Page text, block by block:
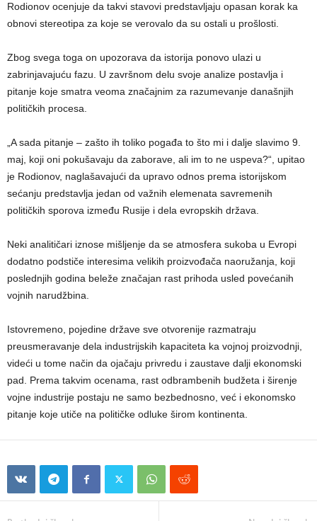
Rodionov ocenjuje da takvi stavovi predstavljaju opasan korak ka
obnovi stereotipa za koje se verovalo da su ostali u prošlosti.
Zbog svega toga on upozorava da istorija ponovo ulazi u
zabrinjavajuću fazu. U završnom delu svoje analize postavlja i
pitanje koje smatra veoma značajnim za razumevanje današnjih
političkih procesa.
„A sada pitanje – zašto ih toliko pogađa to što mi i dalje slavimo 9.
maj, koji oni pokušavaju da zaborave, ali im to ne uspeva?“, upitao
je Rodionov, naglašavajući da upravo odnos prema istorijskom
sećanju predstavlja jedan od važnih elemenata savremenih
političkih sporova između Rusije i dela evropskih država.
Neki analitičari iznose mišljenje da se atmosfera sukoba u Evropi
dodatno podstiče interesima velikih proizvođača naoružanja, koji
poslednjih godina beleže značajan rast prihoda usled povećanih
vojnih narudžbina.
Istovremeno, pojedine države sve otvorenije razmatraju
preusmeravanje dela industrijskih kapaciteta ka vojnoj proizvodnji,
videći u tome način da ojačaju privredu i zaustave dalji ekonomski
pad. Prema takvim ocenama, rast odbrambenih budžeta i širenje
vojne industrije postaju ne samo bezbednosno, već i ekonomsko
pitanje koje utiče na političke odluke širom kontinenta.